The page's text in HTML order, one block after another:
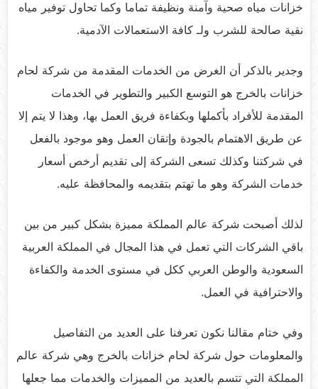
خزانات مياه صحية وآمنة ونظيفة تماما وكما تحاول توفير مياه
نقية صالحة للشرب ولـ كافة الاستعمالات الآدمية.
وجدير بالذكر أن الغرض من الخدمات المقدمة من شركة لحام
خزانات بالخرج هو التوسع الكبير والتطوير في الخدمات
المقدمة للأفراد بأكملها وبكفاءة فريق العمل بها، وهذا لا يتم إلا
عن طريق الاهتمام بالجودة وإتقان العمل وهو موجود بالفعل
في شركتنا وكذلك تسعى الشركة إلى تقديم أرخص أسعار
خدمات الشركة وهو ما تهتم بتقديمه والمحافظة عليه.
لذلك أصبحت شركة عالم المملكة مميزة بشكل كبير من بين
باقي الشركات التي تعمل في هذا المجال في المملكة العربية
السعودية والوطن العربي ككل في مستوى الخدمة والكفاءة
والاحترافية في العمل.
وفي ختام مقالنا نكون تعرفنا على العديد من التفاصيل
والمعلومات حول شركة لحام خزانات بالخرج وهي شركة عالم
المملكة التي تتسم بالعديد من المميزات والخدمات مما جعلها